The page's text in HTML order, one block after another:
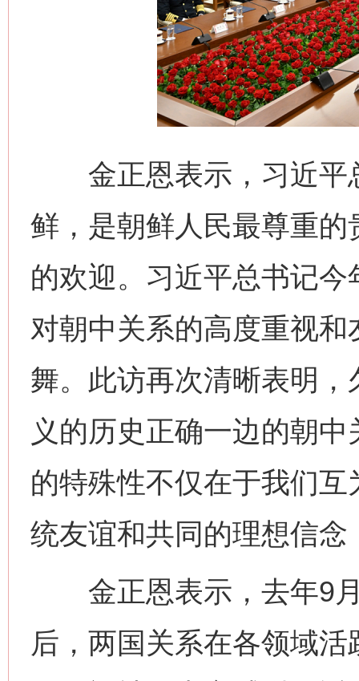
金正恩表示，习近平
鲜，是朝鲜人民最尊重
的欢迎。习近平总书记
对朝中关系的高度重视
舞。此访再次清晰表明
义的历史正确一边的朝
的特殊性不仅在于我们
统友谊和共同的理想信
金正恩表示，去年9月
后，两国关系在各领域